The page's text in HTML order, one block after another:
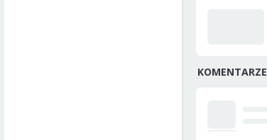
KOMENTARZE